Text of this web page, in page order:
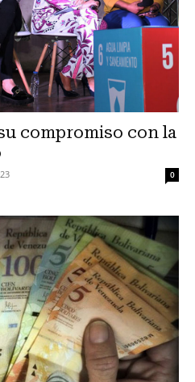
compromiso con la
0